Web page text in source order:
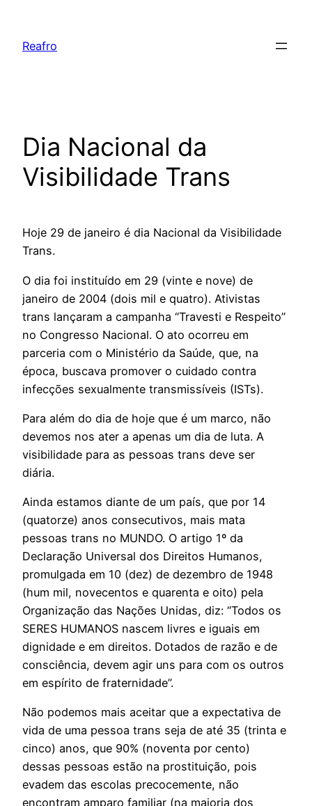
Reafro
Dia Nacional da
Visibilidade Trans
Hoje 29 de janeiro é dia Nacional da Visibilidade
Trans.
O dia foi instituído em 29 (vinte e nove) de
janeiro de 2004 (dois mil e quatro). Ativistas
trans lançaram a campanha “Travesti e Respeito”
no Congresso Nacional. O ato ocorreu em
parceria com o Ministério da Saúde, que, na
época, buscava promover o cuidado contra
infecções sexualmente transmissíveis (ISTs).
Para além do dia de hoje que é um marco, não
devemos nos ater a apenas um dia de luta. A
visibilidade para as pessoas trans deve ser
diária.
Ainda estamos diante de um país, que por 14
(quatorze) anos consecutivos, mais mata
pessoas trans no MUNDO. O artigo 1º da
Declaração Universal dos Direitos Humanos,
promulgada em 10 (dez) de dezembro de 1948
(hum mil, novecentos e quarenta e oito) pela
Organização das Nações Unidas, diz: “Todos os
SERES HUMANOS nascem livres e iguais em
dignidade e em direitos. Dotados de razão e de
consciência, devem agir uns para com os outros
em espírito de fraternidade”.
Não podemos mais aceitar que a expectativa de
vida de uma pessoa trans seja de até 35 (trinta e
cinco) anos, que 90% (noventa por cento)
dessas pessoas estão na prostituição, pois
evadem das escolas precocemente, não
encontram amparo familiar (na maioria dos